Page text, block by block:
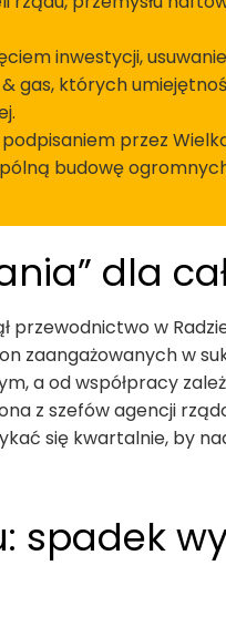
inwestycji,
gas, których
podpisaniem przez
budowę
dla
przewodnictwo w
zaangażowanych w
a od współpracy
z szefów agencji
się kwartalnie, by
spadek